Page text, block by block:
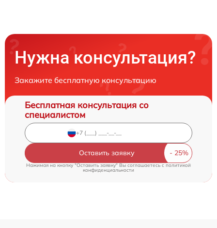
Нужна консультация?
Закажите бесплатную консультацию
Бесплатная консультация со
специалистом
Оставить заявку
Нажимая на кнопку "Оставить заявку" Вы соглашаетесь cполитикой
конфиденциальности